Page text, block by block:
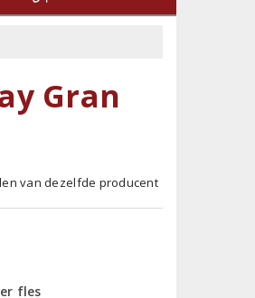
Gran
van dezelfde producent
fles